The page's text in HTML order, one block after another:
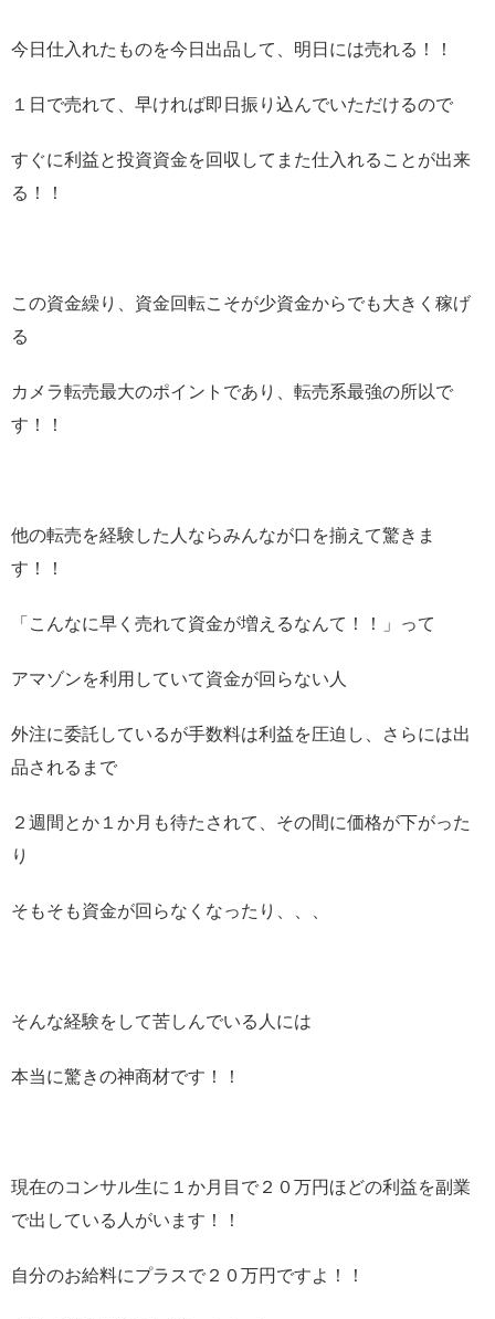
今日仕入れたものを今日出品して、明日には売れる！！
１日で売れて、早ければ即日振り込んでいただけるので
すぐに利益と投資資金を回収してまた仕入れることが出来
る！！
この資金繰り、資金回転こそが少資金からでも大きく稼げ
る
カメラ転売最大のポイントであり、転売系最強の所以で
す！！
他の転売を経験した人ならみんなが口を揃えて驚きま
す！！
「こんなに早く売れて資金が増えるなんて！！」って
アマゾンを利用していて資金が回らない人
外注に委託しているが手数料は利益を圧迫し、さらには出
品されるまで
２週間とか１か月も待たされて、その間に価格が下がった
り
そもそも資金が回らなくなったり、、、
そんな経験をして苦しんでいる人には
本当に驚きの神商材です！！
現在のコンサル生に１か月目で２０万円ほどの利益を副業
で出している人がいます！！
自分のお給料にプラスで２０万円ですよ！！